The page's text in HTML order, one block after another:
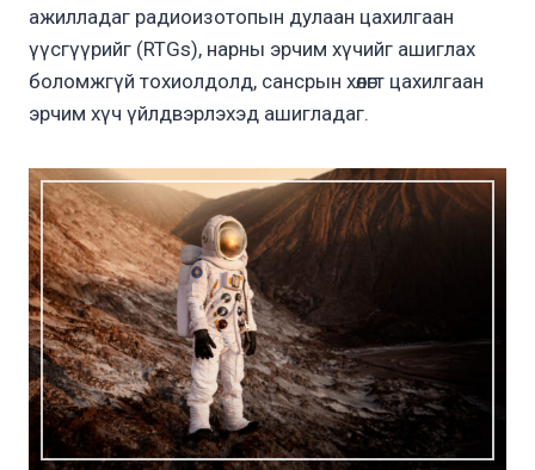
ажилладаг радиоизотопын дулаан цахилгаан
үүсгүүрийг (RTGs), нарны эрчим хүчийг ашиглах
боломжгүй тохиолдолд, сансрын хөлөгт цахилгаан
эрчим хүч үйлдвэрлэхэд ашигладаг.